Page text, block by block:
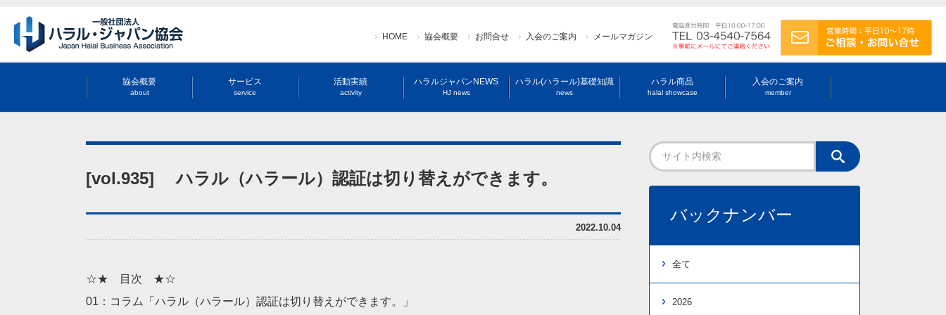
HOME 協会概要 お問合せ 入会のご案内 メールマガジン
協会概要
about
サービス
service
活動実績
activity
ハラルジャパンNEWS
HJ news
ハラル(ハラール)基礎知識
news
ハラル商品
halal showcase
入会のご案内
member
[vol.935] ハラル（ハラール）認証は切り替えができます。
2022.10.04
☆★ 目次 ★☆
01：コラム「ハラル（ハラール）認証は切り替えができます。」
バックナンバー
全て
2026